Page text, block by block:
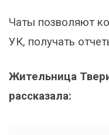
Чаты позволяют
УК, получать
Жительница
рассказала: